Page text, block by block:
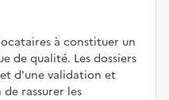
à constituer un
de qualité. Les dossiers
d'une validation et
rassurer les